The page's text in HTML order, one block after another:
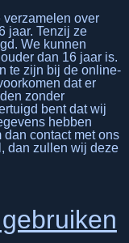
over
jaar. Tenzij ze
We kunnen
dan 16 jaar is.
te zijn bij de online-
dat er
zonder
bent dat wij
hebben
contact met ons
dan zullen wij deze